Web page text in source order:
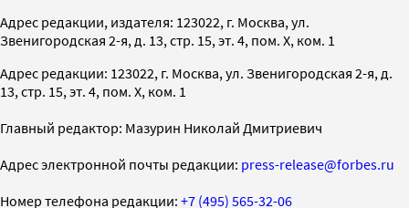
Адрес редакции, издателя: 123022, г. Москва, ул.
Звенигородская 2-я, д. 13, стр. 15, эт. 4, пом. X, ком. 1
Адрес редакции: 123022, г. Москва, ул. Звенигородская 2-я, д.
13, стр. 15, эт. 4, пом. X, ком. 1
Главный редактор: Мазурин Николай Дмитриевич
Адрес электронной почты редакции: press-release@forbes.ru
Номер телефона редакции: +7 (495) 565-32-06